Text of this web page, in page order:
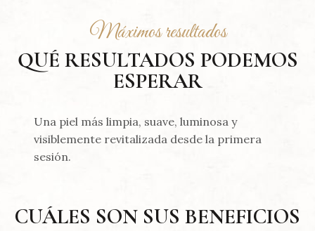
Máximos resultados
QUÉ RESULTADOS PODEMOS
ESPERAR
Una piel más limpia, suave, luminosa y
visiblemente revitalizada desde la primera
sesión.
CUÁLES SON SUS BENEFICIOS